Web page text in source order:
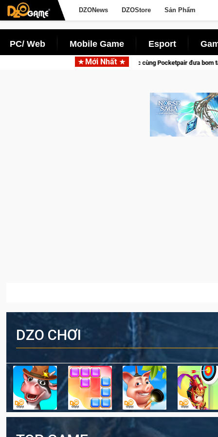
DZONews DZOStore Sản Phẩm
PC/ Web Mobile Game Esport
Mới Nhất
Garena hợp tác cùng Pocketpair đưa bom tấn săn thú sinh tồn lên
DZO CHƠI